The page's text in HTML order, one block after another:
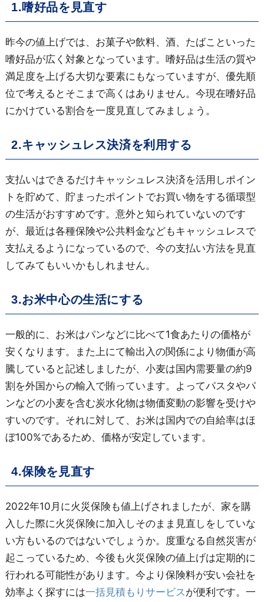
1.嗜好品を見直す
昨今の値上げでは、お菓子や飲料、酒、たばこといった
嗜好品が広く対象となっています。嗜好品は生活の質や
満足度を上げる大切な要素にもなっていますが、優先順
位で考えるとそこまで高くはありません。今現在嗜好品
にかけている割合を一度見直してみましょう。
2.キャッシュレス決済を利用する
支払いはできるだけキャッシュレス決済を活用しポイン
トを貯めて、貯まったポイントでお買い物をする循環型
の生活がおすすめです。意外と知られていないのです
が、最近は各種保険や公共料金などもキャッシュレスで
支払えるようになっているので、今の支払い方法を見直
してみてもいいかもしれません。
3.お米中心の生活にする
一般的に、お米はパンなどに比べて1食あたりの価格が
安くなります。また上にて輸出入の関係により物価が高
騰していると記述しましたが、小麦は国内需要量の約9
割を外国からの輸入で賄っています。よってパスタやパ
ンなどの小麦を含む炭水化物は物価変動の影響を受けや
すいのです。それに対して、お米は国内での自給率はほ
ぼ100%であるため、価格が安定しています。
4.保険を見直す
2022年10月に火災保険も値上げされましたが、家を購
入した際に火災保険に加入しそのまま見直しをしていな
い方もいるのではないでしょうか。度重なる自然災害が
起こっているため、今後も火災保険の値上げは定期的に
行われる可能性があります。今より保険料が安い会社を
効率よく探すには一括見積もりサービス が便利です。一